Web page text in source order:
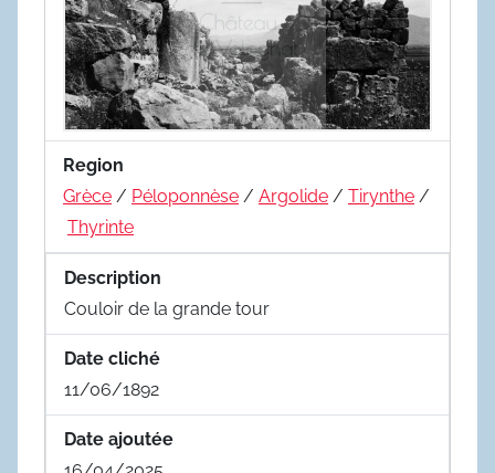
Region
Grèce / Péloponnèse / Argolide / Tirynthe /
Thyrinte
Description
Couloir de la grande tour
Date cliché
11/06/1892
Date ajoutée